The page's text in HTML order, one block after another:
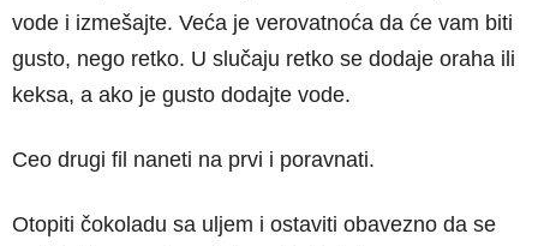
vode i izmešajte. Veća je verovatnoća da će vam biti
gusto, nego retko. U slučaju retko se dodaje oraha ili
keksa, a ako je gusto dodajte vode.
Ceo drugi fil naneti na prvi i poravnati.
Otopiti čokoladu sa uljem i ostaviti obavezno da se